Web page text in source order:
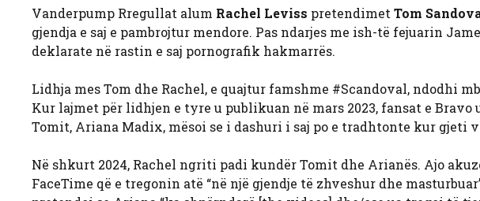
Vanderpump Rregullat alum Rachel Leviss pretendimet Tom
gjendja e saj e pambrojtur mendore. Pas ndarjes me ish-të fejuarin
deklarate në rastin e saj pornografik hakmarrës.
Lidhja mes Tom dhe Rachel, e quajtur famshme #Scandoval, ndodhi
Kur lajmet për lidhjen e tyre u publikuan në mars 2023, fansat e
Tomit, Ariana Madix, mësoi se i dashuri i saj po e tradhtonte kur gjeti
Në shkurt 2024, Rachel ngriti padi kundër Tomit dhe Arianës. Ajo
FaceTime që e tregonin atë “në një gjendje të zhveshur dhe